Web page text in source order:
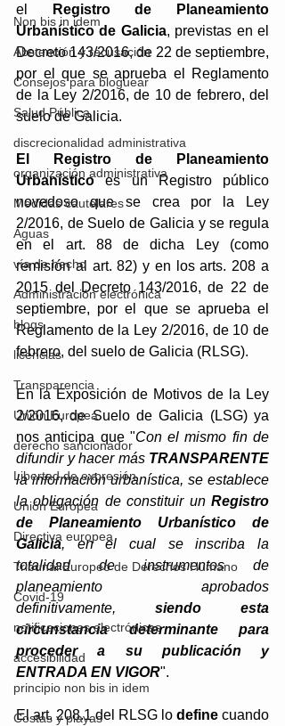
Non bis in idem
Abstención y recusación
Consejos para bloguear
Salud Pública
discrecionalidad administrativa
organización administrativa
Medidas cautelares
Aguas
vía de hecho
Administración electrónica
blogs
licencias
Transparencia
Unión Europea
derecho sancionador
Libertad de expresión
Unión Europea
Directiva europea
Tribunal Europeo de Derechos Humano
Covid-19
notificaciones electrónicas
accesibilidad
principio non bis in idem
Costas y playas
el
Registro de Planeamiento
Urbanístico de Galicia, previstas en el
Decreto 143/2016, de 22 de septiembre,
por el que se aprueba el Reglamento
de la Ley 2/2016, de 10 de febrero, del
suelo de Galicia.
El Registro de Planeamiento
Urbanístico es un Registro público
novedoso que se crea por la Ley
2/2016, de Suelo de Galicia y se regula
en el art. 88 de dicha Ley (como
remisión al art. 82) y en los arts. 208 a
2015 del Decreto 143/2016, de 22 de
septiembre, por el que se aprueba el
Reglamento de la Ley 2/2016, de 10 de
febrero, del suelo de Galicia (RLSG).
En la Exposición de Motivos de la Ley
2/2016, de Suelo de Galicia (LSG) ya
nos anticipa que "Con el mismo fin de
difundir y hacer más TRANSPARENTE
la información urbanística, se establece
la obligación de constituir un Registro
de Planeamiento Urbanístico de
Galicia, en el cual se inscriba la
totalidad de instrumentos de
planeamiento aprobados
definitivamente, siendo esta
circunstancia determinante para
proceder a su publicación y
ENTRADA EN VIGOR".
El art. 208.1 del RLSG lo define cuando